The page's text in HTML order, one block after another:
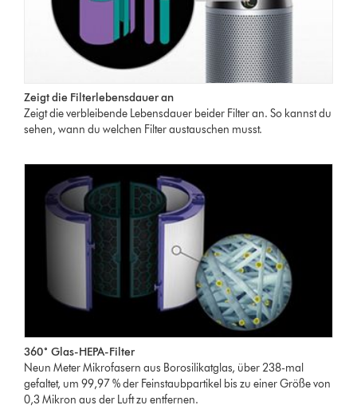
Zeigt die Filterlebensdauer an
Zeigt die verbleibende Lebensdauer beider Filter an. So kannst du
sehen, wann du welchen Filter austauschen musst.
360˚ Glas-HEPA-Filter
Neun Meter Mikrofasern aus Borosilikatglas, über 238-mal
gefaltet, um 99,97 % der Feinstaubpartikel bis zu einer Größe von
0,3 Mikron aus der Luft zu entfernen.